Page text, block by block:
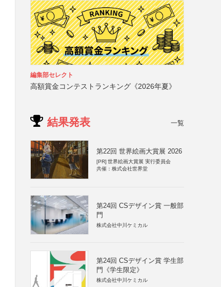
編集部セレクト
高額賞金コンテストランキング《2026年夏》
結果発表 一覧
第22回 世界絵画大賞展 2026
[PR] 世界絵画大賞展 実行委員会
共催：株式会社世界堂
第24回 CSデザイン賞 一般部
門
株式会社中川ケミカル
第24回 CSデザイン賞 学生部
門《学生限定》
株式会社中川ケミカル